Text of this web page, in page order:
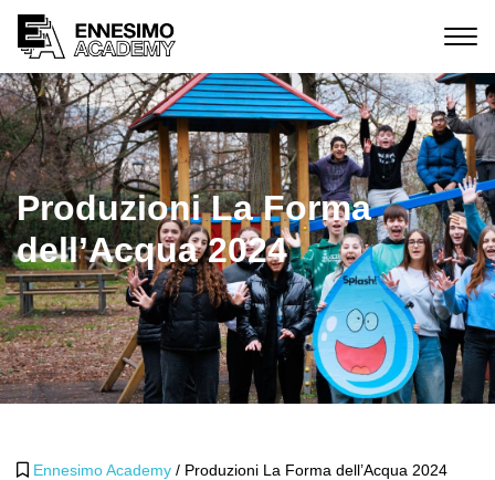
Produzioni La Forma
dell’Acqua 2024
Ennesimo Academy / Produzioni La Forma dell’Acqua 2024